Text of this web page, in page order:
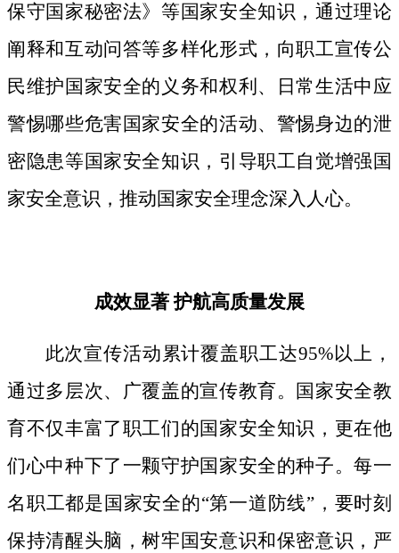
保守国家秘密法》等国家安全知识，通过理论
阐释和互动问答等多样化形式，向职工宣传公
民维护国家安全的义务和权利、日常生活中应
警惕哪些危害国家安全的活动、警惕身边的泄
密隐患等国家安全知识，引导职工自觉增强国
家安全意识，推动国家安全理念深入人心。
成效显著护航高质量发展
此次宣传活动累计覆盖职工达95%以上，
通过多层次、广覆盖的宣传教育。国家安全教
育不仅丰富了职工们的国家安全知识，更在他
们心中种下了一颗守护国家安全的种子。每一
名职工都是国家安全的“第一道防线”，要时刻
保持清醒头脑，树牢国安意识和保密意识，严